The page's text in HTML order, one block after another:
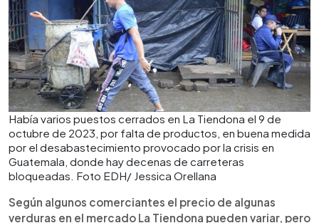
Había varios puestos cerrados en La Tiendona el 9 de
octubre de 2023, por falta de productos, en buena medida
por el desabastecimiento provocado por la crisis en
Guatemala, donde hay decenas de carreteras
bloqueadas. Foto EDH/ Jessica Orellana
Según algunos comerciantes el precio de algunas
verduras en el mercado La Tiendona pueden variar, pero